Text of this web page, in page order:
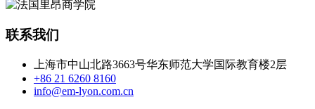
联系我们
上海市中山北路3663号华东师范大学国际教育楼2层
+86 21 6260 8160
info@em-lyon.com.cn